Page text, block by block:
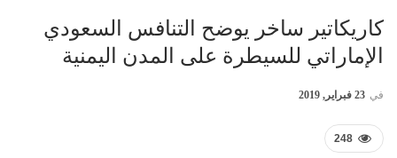
كاريكاتير ساخر يوضح التنافس السعودي
الإماراتي للسيطرة على المدن اليمنية
في 23 فبراير, 2019
248